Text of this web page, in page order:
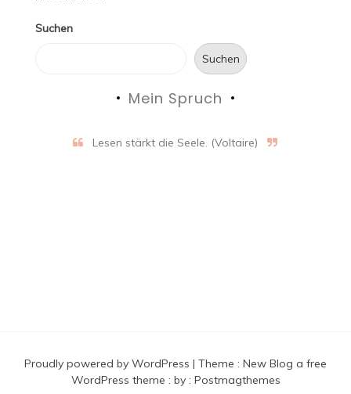
Suchen
Suchen
Mein Spruch
Lesen stärkt die Seele. (Voltaire)
Proudly powered by WordPress | Theme : New Blog a free
WordPress theme : by : Postmagthemes